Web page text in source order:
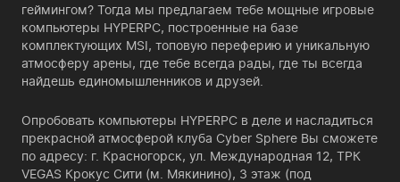
геймингом? Тогда мы предлагаем тебе мощные игровые
компьютеры HYPERPC, построенные на базе
комплектующих MSI, топовую переферию и уникальную
атмосферу арены, где тебе всегда рады, где ты всегда
найдешь единомышленников и друзей.
Опробовать компьютеры HYPERPC в деле и насладиться
прекрасной атмосферой клуба Cyber Sphere Вы сможете
по адресу: г. Красногорск, ул. Международная 12, ТРК
VEGAS Крокус Сити (м. Мякинино), 3 этаж (под